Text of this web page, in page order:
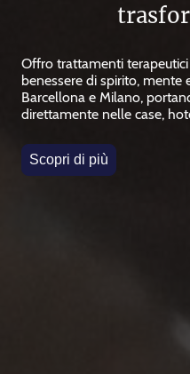
Offro trattamenti
benessere di spirito, mente
Barcellona e Milano,
direttamente nelle case,
Scopri di più